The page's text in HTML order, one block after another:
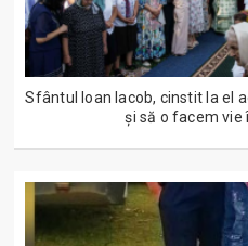
Sfântul Ioan Iacob, cinstit la el
și să o facem vie